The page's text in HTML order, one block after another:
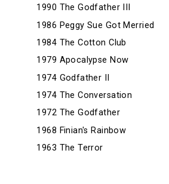
1990 The Godfather III
1986 Peggy Sue Got Merried
1984 The Cotton Club
1979 Apocalypse Now
1974 Godfather II
1974 The Conversation
1972 The Godfather
1968 Finian's Rainbow
1963 The Terror